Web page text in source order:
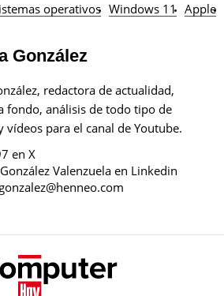
operativos Windows 11 Apple
González
redactora de actualidad,
fondo, análisis de todo tipo de
vídeos para el canal de Youtube.
en X
Valenzuela en Linkedin